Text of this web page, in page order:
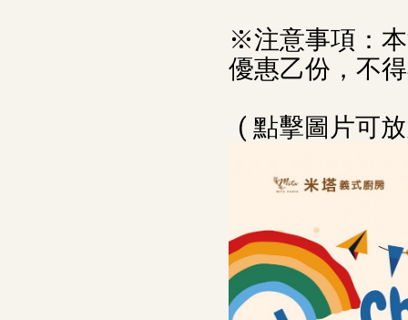
※注意事項：
優惠乙份，不
( 點擊圖片可